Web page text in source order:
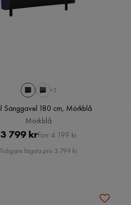
+2
Sänggavel 180 cm, Mörkblå
Mörkblå
Pris
3 799 krOriginal
Pris
Förr 4 199 kr
Tidigare lägsta pris 3 799 kr